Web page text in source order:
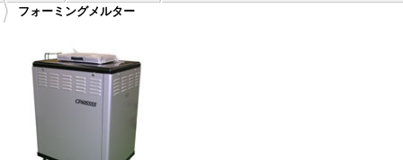
フォーミングメルター